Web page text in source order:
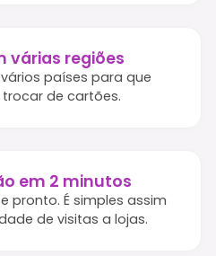
várias regiões
vários países para que
de cartões.
em 2 minutos
pronto. É simples assim
de visitas a lojas.